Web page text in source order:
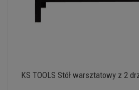
KS TOOLS Stół warsztatowy z 2